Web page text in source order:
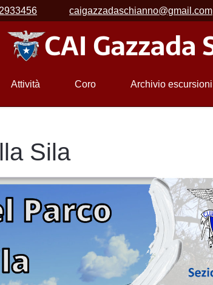
caigazzadaschianno@gmail.com
Attività Coro Archivio escursioni
Sila